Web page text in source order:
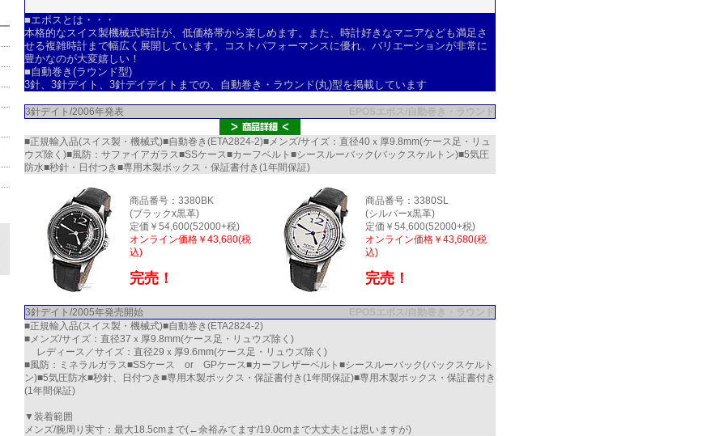
■エポスとは・・・
本格的なスイス製機械式時計が、低価格帯から楽しめます。また、時計好きなマニアなども満足さ
せる複雑時計まで幅広く展開しています。コストパフォーマンスに優れ、バリエーションが非常に
豊かなのが大変嬉しい！
■自動巻き(ラウンド型)
3針、3針デイト、3針デイデイトまでの、自動巻き・ラウンド(丸)型を掲載しています
3針デイト/2006年発表 EPOSエポス/自動巻き・ラウンド
■正規輸入品(スイス製・機械式)■自動巻き(ETA2824-2)■メンズ/サイズ：直径40ｘ厚9.8mm(ケース足・リュ
ウズ除く)■風防：サファイアガラス■SSケース■カーフベルト■シースルーバック(バックスケルトン)■5気圧
防水■秒針・日付つき■専用木製ボックス・保証書付き(1年間保証)
商品番号：3380BK
(ブラックx黒革)
定価￥54,600(52000+税)
オンライン価格￥43,680(税
込)
完売！
商品番号：3380SL
(シルバーx黒革)
定価￥54,600(52000+税)
オンライン価格￥43,680(税
込)
完売！
3針デイト/2005年発売開始
EPOSエポス/自動巻き・ラウンド
■正規輸入品(スイス製・機械式)■自動巻き(ETA2824-2)
■メンズ/サイズ：直径37ｘ厚9.8mm(ケース足・リュウズ除く)
レディース／サイズ：直径29ｘ厚9.6mm(ケース足・リュウズ除く)
■風防：ミネラルガラス■SSケース or GPケース■カーフレザーベルト■シースルーバック(バックスケルト
ン)■5気圧防水■秒針、日付つき■専用木製ボックス・保証書付き(1年間保証)■専用木製ボックス・保証書付き
(1年間保証)
▼装着範囲
メンズ/腕周り実寸：最大18.5cmまで(←余裕みてます/19.0cmまで大丈夫とは思いますが)